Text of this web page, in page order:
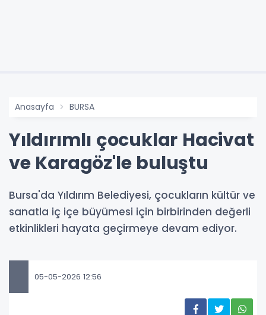
Anasayfa BURSA
Yıldırımlı çocuklar Hacivat
ve Karagöz'le buluştu
Bursa'da Yıldırım Belediyesi, çocukların kültür ve
sanatla iç içe büyümesi için birbirinden değerli
etkinlikleri hayata geçirmeye devam ediyor.
05-05-2026 12:56